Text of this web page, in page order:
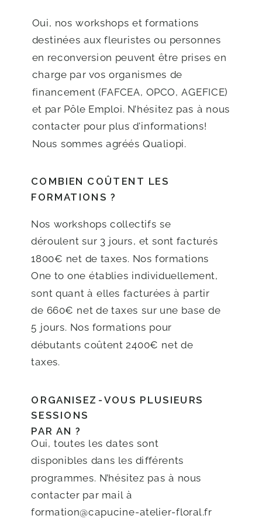
Oui, toutes les dates sont
disponibles dans les différents
programmes. N’hésitez pas à nous
contacter par mail à
formation@capucine-atelier-floral.fr
ORGANISEZ-VOUS PLUSIEURS
SESSIONS
PAR AN ?
Nos workshops collectifs se
déroulent sur 3 jours, et sont facturés
1800€ net de taxes. Nos formations
One to one établies individuellement,
sont quant à elles facturées à partir
de 660€ net de taxes sur une base de
5 jours. Nos formations pour
débutants coûtent 2400€ net de
taxes.
COMBIEN COÛTENT LES
FORMATIONS ?
Oui, nos workshops et formations
destinées aux fleuristes ou personnes
en reconversion peuvent être prises en
charge par vos organismes de
financement (FAFCEA, OPCO, AGEFICE)
et par Pôle Emploi. N’hésitez pas à nous
contacter pour plus d'informations!
Nous sommes agréés Qualiopi.